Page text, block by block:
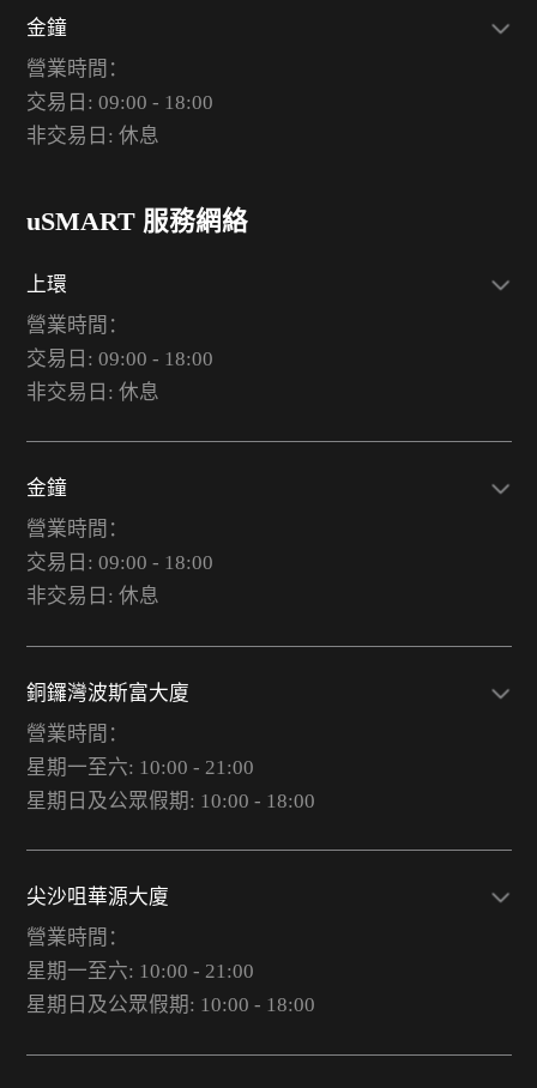
金鐘
營業時間：
交易日: 09:00 - 18:00
非交易日: 休息
uSMART 服務網絡
上環
營業時間：
交易日: 09:00 - 18:00
非交易日: 休息
金鐘
營業時間：
交易日: 09:00 - 18:00
非交易日: 休息
銅鑼灣波斯富大廈
營業時間：
星期一至六: 10:00 - 21:00
星期日及公眾假期: 10:00 - 18:00
尖沙咀華源大廈
營業時間：
星期一至六: 10:00 - 21:00
星期日及公眾假期: 10:00 - 18:00